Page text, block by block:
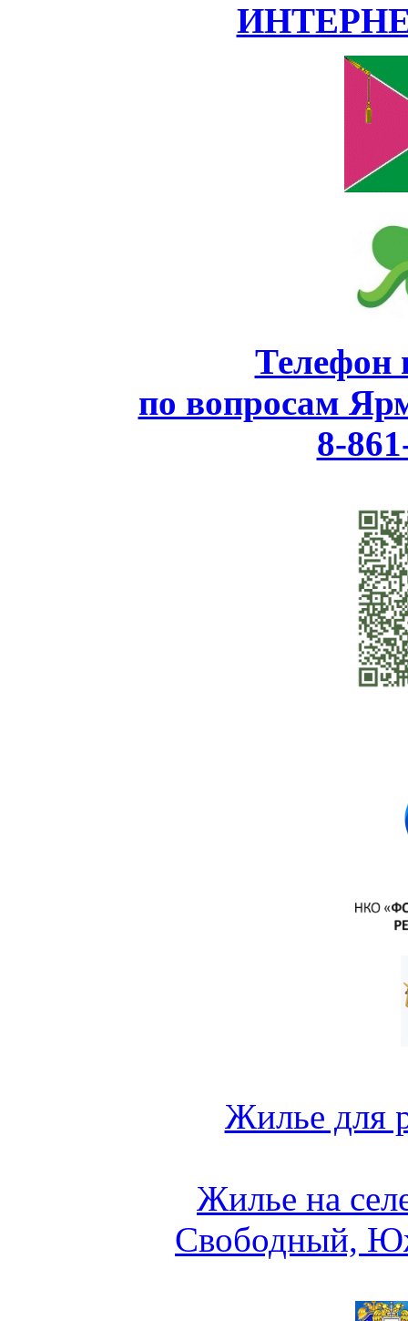
Телефон
по вопросам
8-
Жилье для
Жилье на
Свободный,